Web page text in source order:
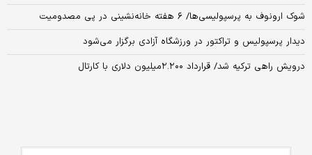
شوک ارونوف به پرسپولیسی‌ها/ ۶ هفته خانه‌نشینی در پی مصدومیت
دیدار پرسپولیس و تراکتور در ورزشگاه آزادی برگزار می‌شود
درویش راهی ترکیه شد/ قرارداد ۲.۲۰۰میلیون دلاری با کارتال